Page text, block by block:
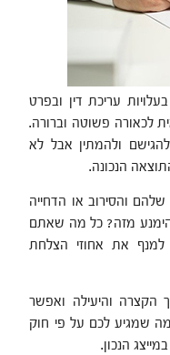
עריכת דין ובפרט
לכאורה פשוטה וברורה.
ולהמתין אבל לא
הנכונה.
והסירוב או הדחייה
מזה? כל מה שאתם
למנף את אחוזי הצלחת
והיעילה ואפשר
שמגיע לכם על פי חוק
הנכון.